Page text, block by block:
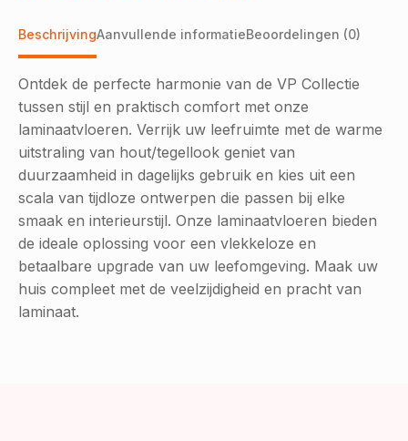
BeschrijvingAanvullende informatieBeoordelingen (0)
Ontdek de perfecte harmonie van de VP Collectie
tussen stijl en praktisch comfort met onze
laminaatvloeren. Verrijk uw leefruimte met de warme
uitstraling van hout/tegellook geniet van
duurzaamheid in dagelijks gebruik en kies uit een
scala van tijdloze ontwerpen die passen bij elke
smaak en interieurstijl. Onze laminaatvloeren bieden
de ideale oplossing voor een vlekkeloze en
betaalbare upgrade van uw leefomgeving. Maak uw
huis compleet met de veelzijdigheid en pracht van
laminaat.